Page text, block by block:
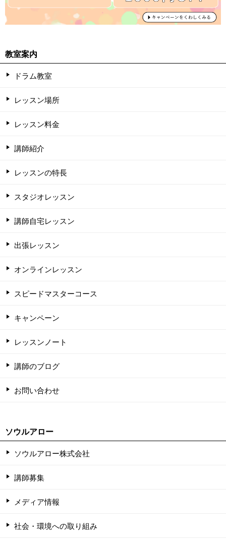
教室案内
ドラム教室
レッスン場所
レッスン料金
講師紹介
レッスンの特長
スタジオレッスン
講師自宅レッスン
出張レッスン
オンラインレッスン
スピードマスターコース
キャンペーン
レッスンノート
講師のブログ
お問い合わせ
ソウルアロー
ソウルアロー株式会社
講師募集
メディア情報
社会・環境への取り組み